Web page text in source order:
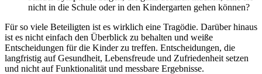
nicht in die Schule oder in den Kindergarten gehen können?
Für so viele Beteiligten ist es wirklich eine Tragödie. Darüber hinaus
ist es nicht einfach den Überblick zu behalten und weiße
Entscheidungen für die Kinder zu treffen. Entscheidungen, die
langfristig auf Gesundheit, Lebensfreude und Zufriedenheit setzen
und nicht auf Funktionalität und messbare Ergebnisse.